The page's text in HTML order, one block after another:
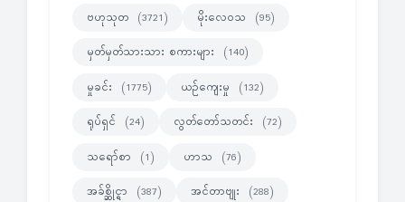
ဗဟုသုတ (3721) မိုးလေဝသ (95)
မှတ်မှတ်သားသား စကားများ (140)
မှုခင်း (1775) ယဉ်ကျေးမှု (132)
ရုပ်ရှင် (24) လွတ်တော်သတင်း (72)
သရော်စာ (1) ဟာသ (76)
အခ်စ္ဆိုင္ရာ (387) အင်တာဗျုး (288)